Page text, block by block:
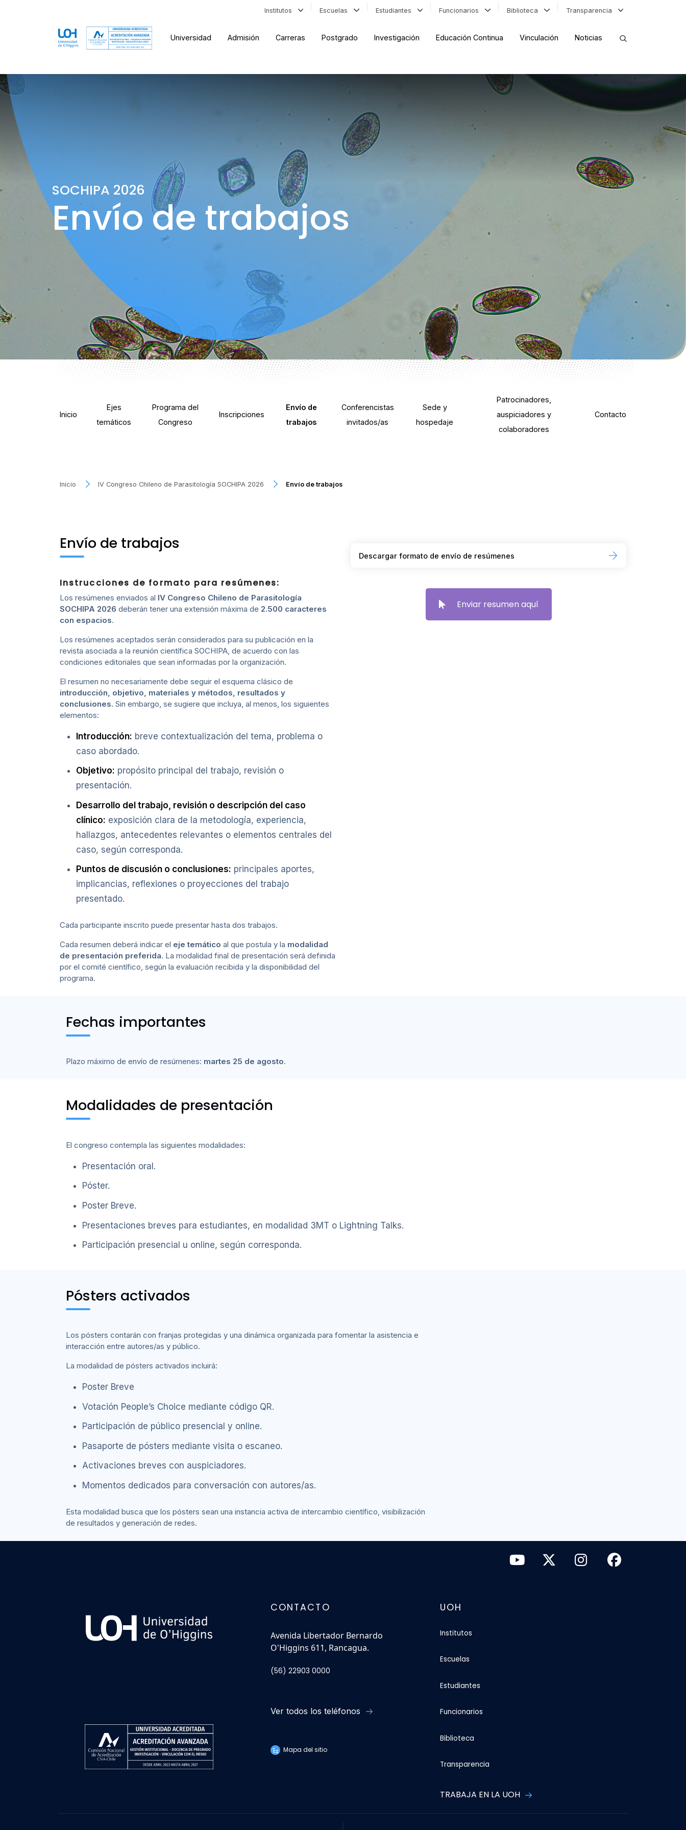
Institutos Escuelas Estudiantes Funcionarios Biblioteca Transparencia
Universidad Admisión Carreras Postgrado Investigación Educación Continua Vinculación Noticias
SOCHIPA 2026
Envío de trabajos
Inicio
Ejes
temáticos
Programa del
Congreso
Inscripciones
Envío de
trabajos
Conferencistas
invitados/as
Sede y
hospedaje
Patrocinadores,
auspiciadores y
colaboradores
Contacto
Inicio IV Congreso Chileno de Parasitología SOCHIPA 2026 Envío de trabajos
Envío de trabajos
Instrucciones de formato para resúmenes:
Los resúmenes enviados al IV Congreso Chileno de Parasitología
SOCHIPA 2026 deberán tener una extensión máxima de 2.500 caracteres
con espacios.
Los resúmenes aceptados serán considerados para su publicación en la
revista asociada a la reunión científica SOCHIPA, de acuerdo con las
condiciones editoriales que sean informadas por la organización.
El resumen no necesariamente debe seguir el esquema clásico de
introducción, objetivo, materiales y métodos, resultados y
conclusiones. Sin embargo, se sugiere que incluya, al menos, los siguientes
elementos:
Introducción: breve contextualización del tema, problema o
caso abordado.
Objetivo: propósito principal del trabajo, revisión o
presentación.
Desarrollo del trabajo, revisión o descripción del caso
clínico: exposición clara de la metodología, experiencia,
hallazgos, antecedentes relevantes o elementos centrales del
caso, según corresponda.
Puntos de discusión o conclusiones: principales aportes,
implicancias, reflexiones o proyecciones del trabajo
presentado.
Cada participante inscrito puede presentar hasta dos trabajos.
Cada resumen deberá indicar el eje temático al que postula y la modalidad
de presentación preferida. La modalidad final de presentación será definida
por el comité científico, según la evaluación recibida y la disponibilidad del
programa.
Descargar formato de envío de resúmenes
Enviar resumen aquí
Fechas importantes
Plazo máximo de envío de resúmenes: martes 25 de agosto.
Modalidades de presentación
El congreso contempla las siguientes modalidades:
Presentación oral.
Póster.
Poster Breve.
Presentaciones breves para estudiantes, en modalidad 3MT o Lightning Talks.
Participación presencial u online, según corresponda.
Pósters activados
Los pósters contarán con franjas protegidas y una dinámica organizada para fomentar la asistencia e
interacción entre autores/as y público.
La modalidad de pósters activados incluirá:
Poster Breve
Votación People’s Choice mediante código QR.
Participación de público presencial y online.
Pasaporte de pósters mediante visita o escaneo.
Activaciones breves con auspiciadores.
Momentos dedicados para conversación con autores/as.
Esta modalidad busca que los pósters sean una instancia activa de intercambio científico, visibilización
de resultados y generación de redes.
CONTACTO
Avenida Libertador Bernardo
O'Higgins 611, Rancagua.
(56) 22903 0000
Ver todos los teléfonos
Mapa del sitio
UOH
Institutos
Escuelas
Estudiantes
Funcionarios
Biblioteca
Transparencia
TRABAJA EN LA UOH